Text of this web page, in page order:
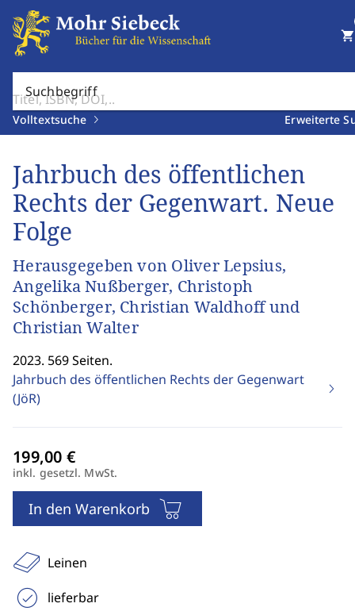
Suchbegriff
Volltextsuche Erweiterte
shopping_cart
Jahrbuch des öffentlichen
Rechts der Gegenwart. Neue
Folge
Herausgegeben von Oliver Lepsius,
Angelika Nußberger, Christoph
Schönberger, Christian Waldhoff und
Christian Walter
2023. 569 Seiten.
Jahrbuch des öffentlichen Rechts der Gegenwart
(JöR)
inkl. gesetzl. MwSt.
In den Warenkorb
Leinen
lieferbar